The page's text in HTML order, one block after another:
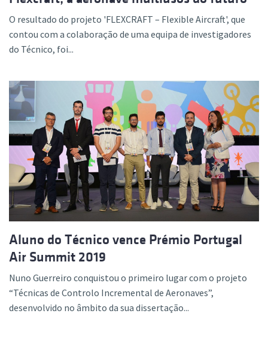
O resultado do projeto 'FLEXCRAFT – Flexible Aircraft', que
contou com a colaboração de uma equipa de investigadores
do Técnico, foi...
Aluno do Técnico vence Prémio Portugal
Air Summit 2019
Nuno Guerreiro conquistou o primeiro lugar com o projeto
“Técnicas de Controlo Incremental de Aeronaves”,
desenvolvido no âmbito da sua dissertação...